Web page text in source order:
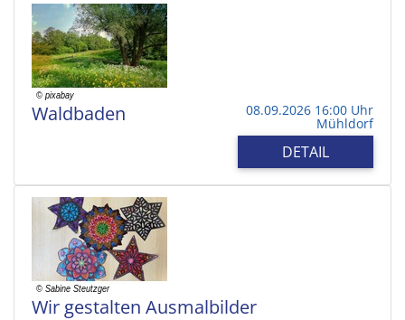
Waldbaden 08.09.2026 16:00 Uhr
Mühldorf
DETAIL
Wir gestalten Ausmalbilder